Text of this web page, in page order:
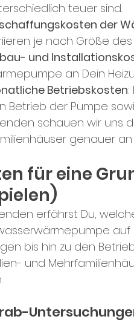
teuer sind.
der
je nach Größe
und
an Dein
Betriebskosten
Betrieb der Pumpe
schauen wir uns
genauer
für eine
erfährst Du,
auf
bis hin zu den
und